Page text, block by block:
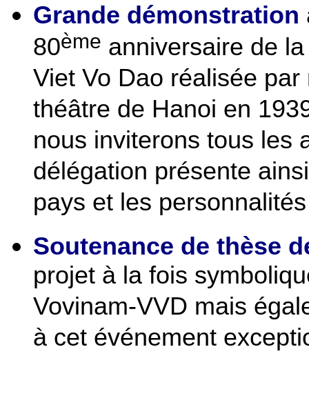
Grande démonstration
80ème anniversaire de
Viet Vo Dao réalisée
théâtre de Hanoi en
nous inviterons tous les
délégation présente
pays et les
Soutenance de thèse
projet à la fois
Vovinam-VVD mais
à cet événement